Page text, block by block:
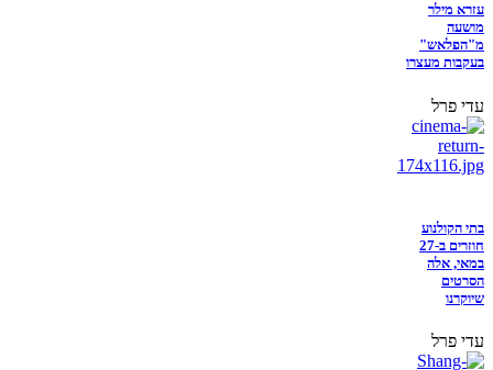
עזרא מילר
מושעה
מ"הפלאש"
בעקבות מעצרו
עדי פרל
בתי הקולנוע
חוזרים ב-27
במאי, אלה
הסרטים
שיוקרנו
עדי פרל